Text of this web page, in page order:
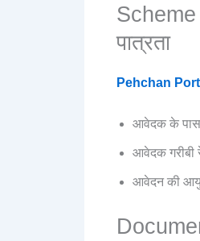
Scheme
पात्रता
Pehchan
आवेदक के पास
आवेदक गरीबी
आवेदन की आयु